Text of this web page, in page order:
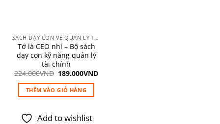
SÁCH DẠY CON VỀ QUẢN LÝ TÀI CHÍNH
Tớ là CEO nhí – Bộ sách
dạy con kỹ năng quản lý
tài chính
224.000VND Giá
là:
224.000VND.
189.000VNDGiá
THÊM VÀO GIỎ HÀNG
Add to wishlist